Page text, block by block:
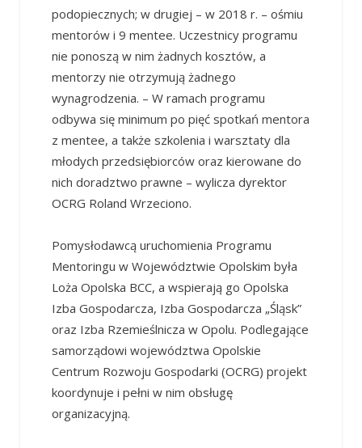
podopiecznych; w drugiej – w 2018 r. – ośmiu
mentorów i 9 mentee. Uczestnicy programu
nie ponoszą w nim żadnych kosztów, a
mentorzy nie otrzymują żadnego
wynagrodzenia. – W ramach programu
odbywa się minimum po pięć spotkań mentora
z mentee, a także szkolenia i warsztaty dla
młodych przedsiębiorców oraz kierowane do
nich doradztwo prawne – wylicza dyrektor
OCRG Roland Wrzeciono.
Pomysłodawcą uruchomienia Programu
Mentoringu w Województwie Opolskim była
Loża Opolska BCC, a wspierają go Opolska
Izba Gospodarcza, Izba Gospodarcza „Śląsk”
oraz Izba Rzemieślnicza w Opolu. Podlegające
samorządowi województwa Opolskie
Centrum Rozwoju Gospodarki (OCRG) projekt
koordynuje i pełni w nim obsługę
organizacyjną.